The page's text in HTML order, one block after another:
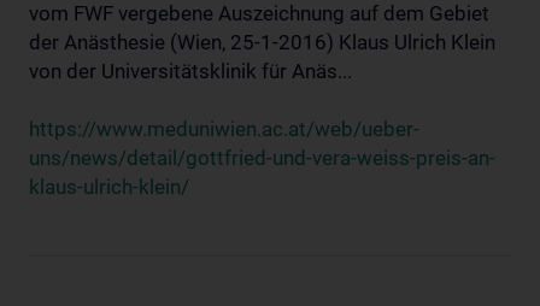
vom FWF vergebene Auszeichnung auf dem Gebiet
der Anästhesie (Wien, 25-1-2016) Klaus Ulrich Klein
von der Universitätsklinik für Anäs...
https://www.meduniwien.ac.at/web/ueber-
uns/news/detail/gottfried-und-vera-weiss-preis-an-
klaus-ulrich-klein/